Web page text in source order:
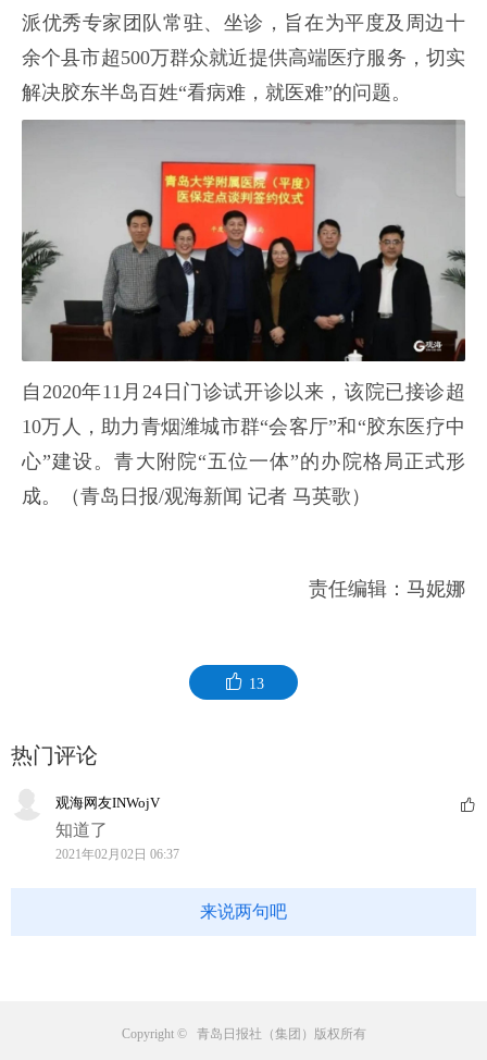
派优秀专家团队常驻、坐诊，旨在为平度及周边十
余个县市超500万群众就近提供高端医疗服务，切实
解决胶东半岛百姓“看病难，就医难”的问题。
自2020年11月24日门诊试开诊以来，该院已接诊超
10万人，助力青烟潍城市群“会客厅”和“胶东医疗中
心”建设。青大附院“五位一体”的办院格局正式形
成。（青岛日报/观海新闻 记者 马英歌）
责任编辑：马妮娜
13
热门评论
观海网友INWojV
知道了
2021年02月02日 06:37
来说两句吧
Copyright © 青岛日报社（集团）版权所有